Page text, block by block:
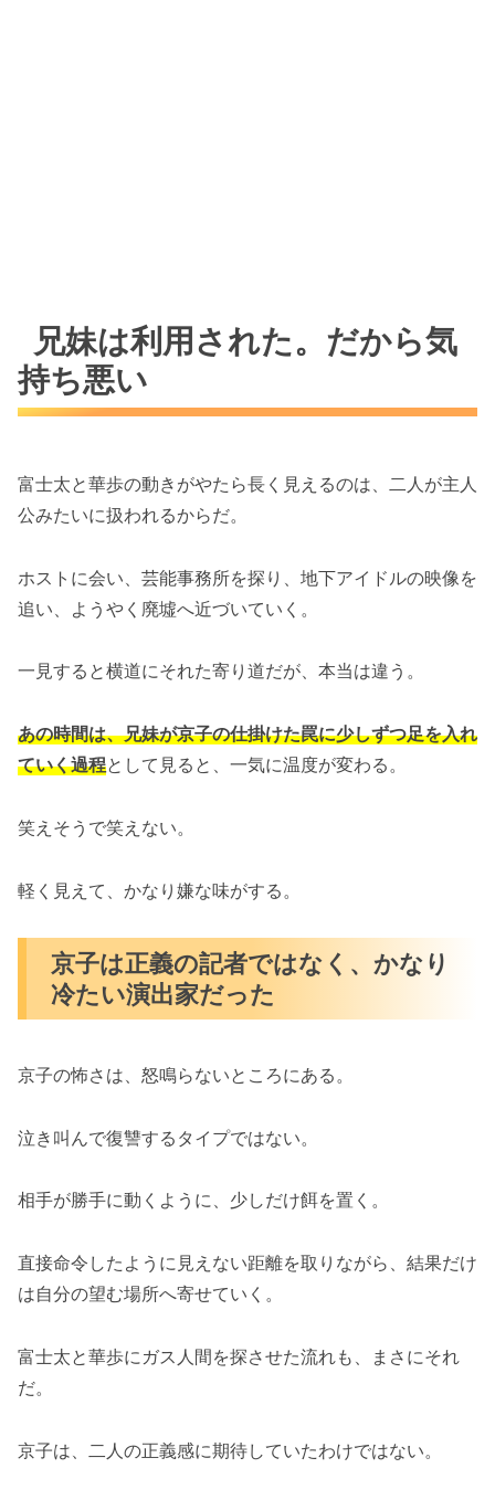
兄妹は利用された。だから気
持ち悪い
富士太と華歩の動きがやたら長く見えるのは、二人が主人
公みたいに扱われるからだ。
ホストに会い、芸能事務所を探り、地下アイドルの映像を
追い、ようやく廃墟へ近づいていく。
一見すると横道にそれた寄り道だが、本当は違う。
あの時間は、兄妹が京子の仕掛けた罠に少しずつ足を入れ
ていく過程として見ると、一気に温度が変わる。
笑えそうで笑えない。
軽く見えて、かなり嫌な味がする。
京子は正義の記者ではなく、かなり
冷たい演出家だった
京子の怖さは、怒鳴らないところにある。
泣き叫んで復讐するタイプではない。
相手が勝手に動くように、少しだけ餌を置く。
直接命令したように見えない距離を取りながら、結果だけ
は自分の望む場所へ寄せていく。
富士太と華歩にガス人間を探させた流れも、まさにそれ
だ。
京子は、二人の正義感に期待していたわけではない。